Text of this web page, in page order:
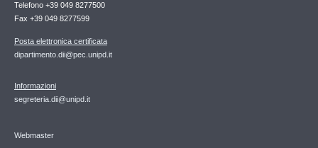
Telefono +39 049 8277500
Fax +39 049 8277599
Posta elettronica certificata
dipartimento.dii@pec.unipd.it
Informazioni
segreteria.dii@unipd.it
Webmaster